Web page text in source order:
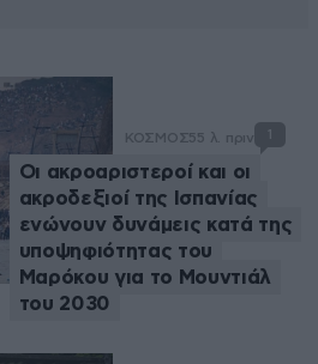
ΚΟΣΜΟΣ55 λ. πριν 1
Οι ακροαριστεροί και οι
ακροδεξιοί της Ισπανίας
ενώνουν δυνάμεις κατά της
υποψηφιότητας του
Μαρόκου για το Μουντιάλ
του 2030